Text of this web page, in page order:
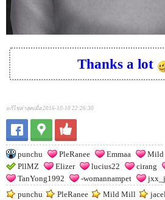
Thanks a lot
แก้ไขล่าสุดเมื่อ 2016-10-10 22:26:30
punchu PleRanee Emmaa
PllMZ
Elizer lucius22 cirang
TanYong1992
-womannampet
punchu
PleRanee Mild Mill